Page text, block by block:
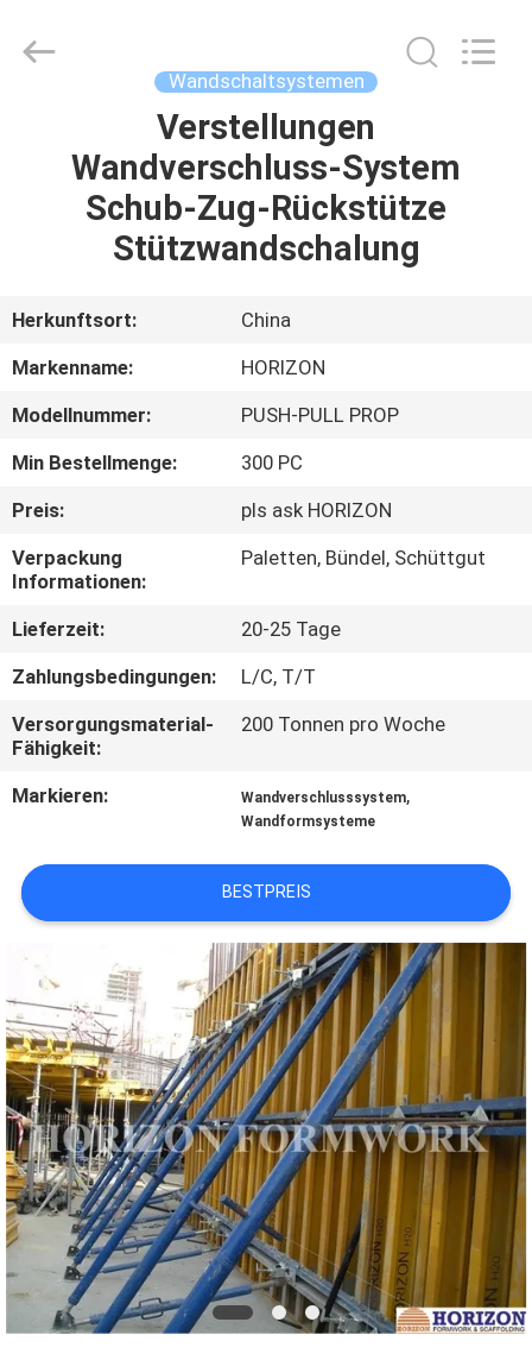
PRODUKTE
UNS
AUSFLUG
QUALITÄTSKONTROLLE
TRETEN
SIE
MIT
UNS
IN
VERBINDUNG
FORDERN
SIE
ZITAT
SITEMAP
PRIVACY
POLICY
2025
HORIZON
Wandschaltsystemen
Verstellungen
Wandverschluss-System
Schub-Zug-Rückstütze
Stützwandschalung
Herkunftsort:
China
Markenname:
HORIZON
Modellnummer:
PUSH-PULL PROP
Min Bestellmenge:
300 PC
Preis:
pls ask HORIZON
Verpackung
Informationen:
Paletten, Bündel, Schüttgut
Lieferzeit:
20-25 Tage
Zahlungsbedingungen:
L/C, T/T
Versorgungsmaterial-
Fähigkeit:
200 Tonnen pro Woche
Markieren: Wandverschlusssystem,
Wandformsysteme
BESTPREIS